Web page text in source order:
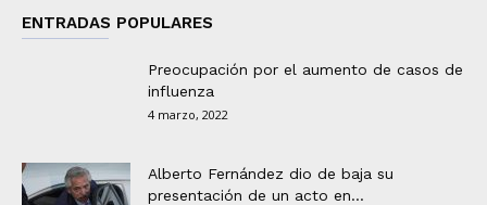
ENTRADAS POPULARES
Preocupación por el aumento de casos de
influenza
4 marzo, 2022
Alberto Fernández dio de baja su
presentación de un acto en...